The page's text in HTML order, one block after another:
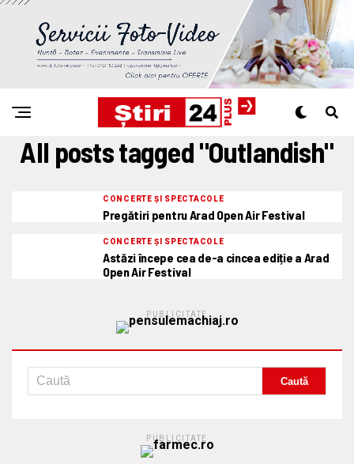
All posts tagged "Outlandish"
CONCERTE ȘI SPECTACOLE
Pregătiri pentru Arad Open Air Festival
CONCERTE ȘI SPECTACOLE
Astăzi începe cea de-a cincea ediție a Arad
Open Air Festival
PUBLICITATE
PUBLICITATE